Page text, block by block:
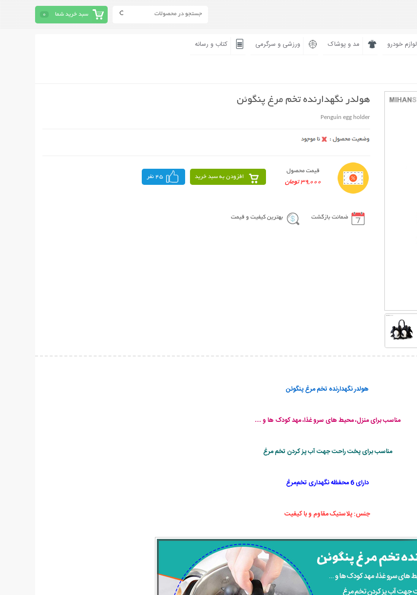
سبد خرید شما 0
لوازم خودرو مد و پوشاک ورزشی و سرگرمی کتاب و رسانه
هولدر نگهدارنده تخم مرغ پنگوئن
Penguin egg holder
قیمت محصول
39,000 تومان
افزودن به سبد خرید 45 نفر
ضمانت بازگشت بهترین کیفیت و قیمت
هولدر نگهدارنده تخم مرغ پنگوئن
مناسب برای منزل، محیط های سرو غذا، مهد کودک ها و …
مناسب برای پخت راحت جهت آب پز کردن تخم مرغ
دارای 6 محفظه نگهداری تخم‌مرغ
جنس: پلاستیک مقاوم و با کیفیت